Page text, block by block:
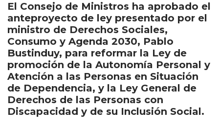
El Consejo de Ministros ha aprobado el
anteproyecto de ley presentado por el
ministro de Derechos Sociales,
Consumo y Agenda 2030, Pablo
Bustinduy, para reformar la Ley de
promoción de la Autonomía Personal y
Atención a las Personas en Situación
de Dependencia, y la Ley General de
Derechos de las Personas con
Discapacidad y de su Inclusión Social.